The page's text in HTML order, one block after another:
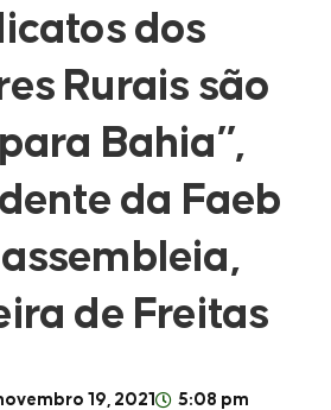
dos
Rurais são
Bahia”,
da Faeb
de Freitas
19, 2021 5:08 pm